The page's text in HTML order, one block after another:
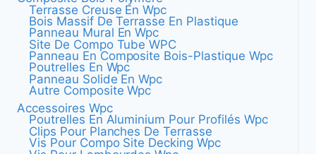
Terrasse Creuse En Wpc
Bois Massif De Terrasse En Plastique
Panneau Mural En Wpc
Site De Compo Tube WPC
Panneau En Composite Bois-Plastique Wpc
Poutrelles En Wpc
Panneau Solide En Wpc
Autre Composite Wpc
Accessoires Wpc
Poutrelles En Aluminium Pour Profilés Wpc
Clips Pour Planches De Terrasse
Vis Pour Compo Site Decking Wpc